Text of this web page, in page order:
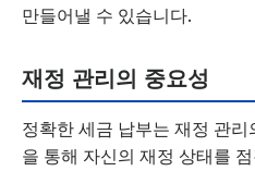
만들어낼 수 있습니다.
재정 관리의 중요성
정확한 세금 납부는 재정 관
을 통해 자신의 재정 상태를